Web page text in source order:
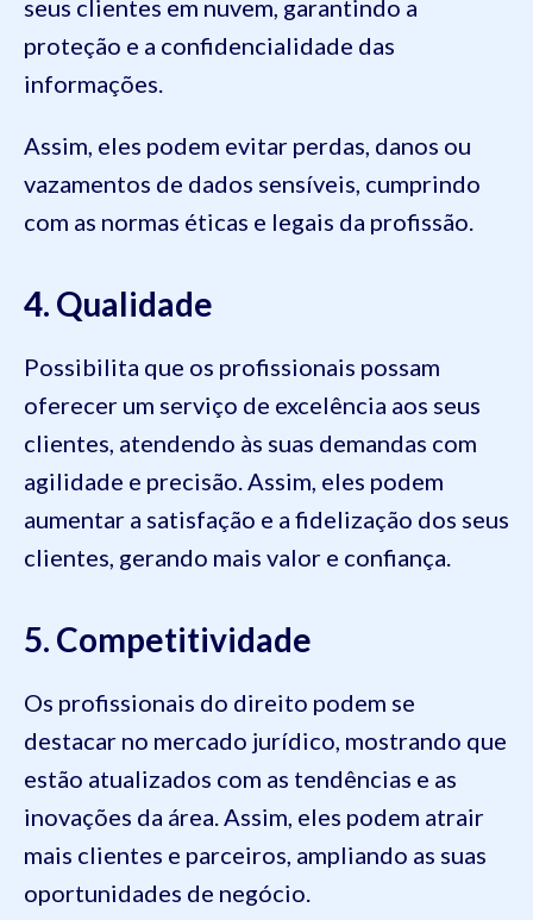
seus clientes em nuvem, garantindo a
proteção e a confidencialidade das
informações.
Assim, eles podem evitar perdas, danos ou
vazamentos de dados sensíveis, cumprindo
com as normas éticas e legais da profissão.
4. Qualidade
Possibilita que os profissionais possam
oferecer um serviço de excelência aos seus
clientes, atendendo às suas demandas com
agilidade e precisão. Assim, eles podem
aumentar a satisfação e a fidelização dos seus
clientes, gerando mais valor e confiança.
5. Competitividade
Os profissionais do direito podem se
destacar no mercado jurídico, mostrando que
estão atualizados com as tendências e as
inovações da área. Assim, eles podem atrair
mais clientes e parceiros, ampliando as suas
oportunidades de negócio.